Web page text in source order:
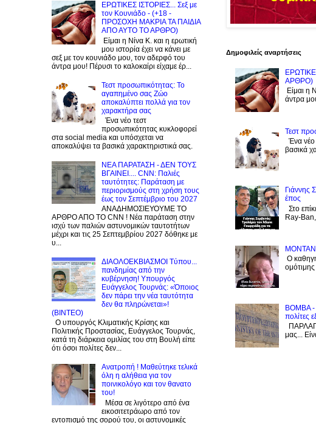
Δημοφιλείς αναρτήσεις
ΑΡΘΡΟ)
Είμαι η
άντρα
Τεστ
Ένα νέο
βασικά
Γιάννης
έπος
Στο
Ray-Ban,
Ο
BOMBA
πολίτες
μας...
ΕΡΩΤΙΚΕΣ ΙΣΤΟΡΙΕΣ... Σεξ με
τον Kουνιάδο - (+18 -
ΠΡΟΣΟΧΗ ΜΑΚΡΙΑ ΤΑ ΠΑΙΔΙΑ
ΑΠΟ ΑΥΤΟ ΤΟ ΑΡΘΡΟ)
Είμαι η Νίνα Κ. και η ερωτική
μου ιστορία έχει να κάνει με
σεξ με τον κουνιάδο μου, τον αδερφό του
άντρα μου! Πέρυσι το καλοκαίρι είχαμε έρ...
Τεστ προσωπικότητας: Το
αγαπημένο σας Zώο
αποκαλύπτει πολλά για τον
χαρακτήρα σας
Ένα νέο τεστ
προσωπικότητας κυκλοφορεί
στα social media και υπόσχεται να
αποκαλύψει τα βασικά χαρακτηριστικά σας.
NEA ΠΑΡΑΤΑΣΗ - ΔΕΝ ΤΟΥΣ
ΒΓΑΙΝΕΙ.... CNN: Παλιές
ταυτότητες: Παράταση με
περιορισμούς στη χρήση τους
έως τον Σεπτέμβριο του 2027
ΑΝΑΔΗΜΟΣΙΕΥΟΥΜΕ ΤΟ
ΑΡΘΡΟ ΑΠΟ ΤΟ CNN ! Νέα παράταση στην
ισχύ των παλιών αστυνομικών ταυτοτήτων
μέχρι και τις 25 Σεπτεμβρίου 2027 δόθηκε με
υ...
ΔΙΑΟΛΟΕΚΒΙΑΣΜΟΙ Tύπου...
πανδημίας από την
κυβέρνηση! Υπουργός
Ευάγγελος Τουρνάς: «Όποιος
δεν πάρει την νέα ταυτότητα
δεν θα πληρώνεται»!
(BINTEO)
Ο υπουργός Κλιματικής Κρίσης και
Πολιτικής Προστασίας, Ευάγγελος Τουρνάς,
κατά τη διάρκεια ομιλίας του στη Βουλή είπε
ότι όσοι πολίτες δεν...
Ανατροπή ! Mαθεύτηκε τελικά
όλη η αλήθεια για τον
ποινικολόγο και τον θανατο
του!
Μέσα σε λιγότερο από ένα
εικοσιτετράωρο από τον
εντοπισμό της σορού του, οι αστυνομικές